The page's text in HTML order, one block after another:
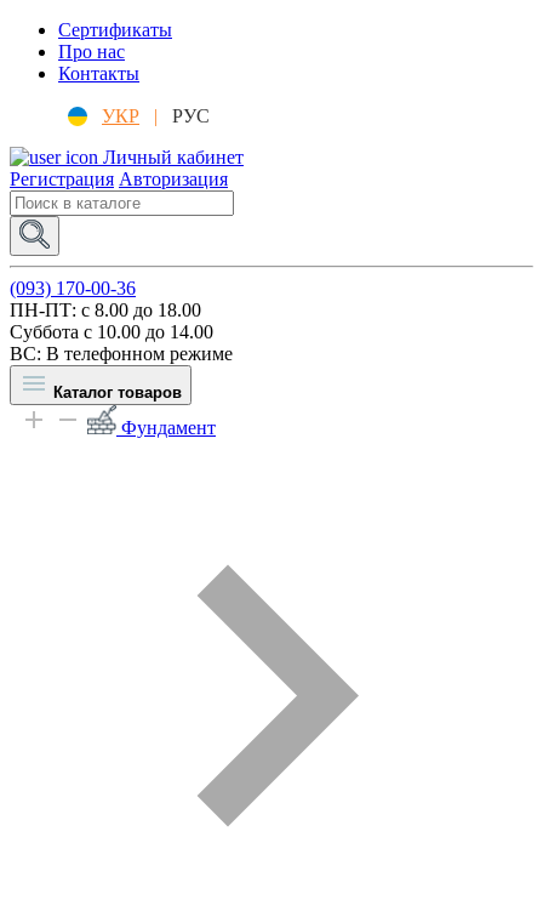
Сертификаты
Про нас
Контакты
УКР |
РУС
Личный кабинет
Регистрация Авторизация
(093) 170-00-36
ПН-ПТ: c 8.00 до 18.00
Суббота с 10.00 до 14.00
ВС: В телефонном режиме
Каталог товаров
Фундамент